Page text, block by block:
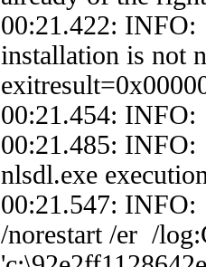
00:21.422:
installation is not
00:21.454:
00:21.485:
nlsdl.exe
00:21.547:
/norestart /er /